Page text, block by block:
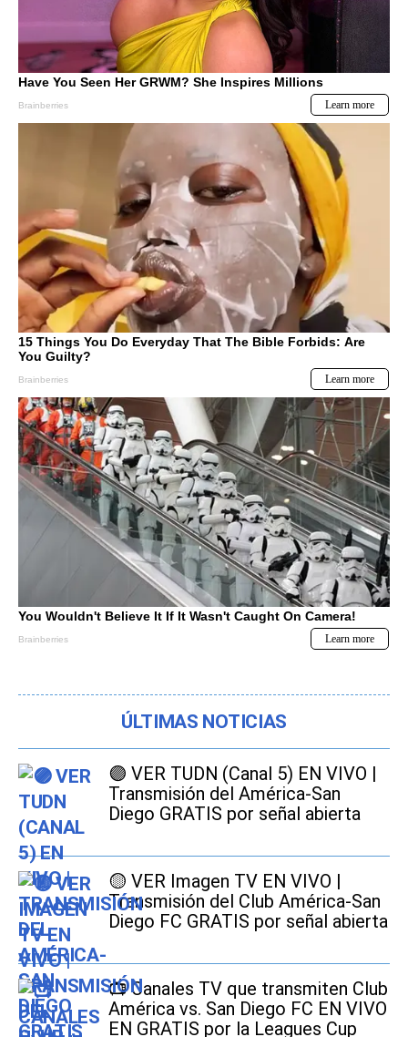
ÚLTIMAS NOTICIAS
🟣 VER TUDN (Canal 5) EN VIVO |
Transmisión del América-San
Diego GRATIS por señal abierta
🟡 VER Imagen TV EN VIVO |
Transmisión del Club América-San
Diego FC GRATIS por señal abierta
📺 Canales TV que transmiten Club
América vs. San Diego FC EN VIVO
EN GRATIS por la Leagues Cup